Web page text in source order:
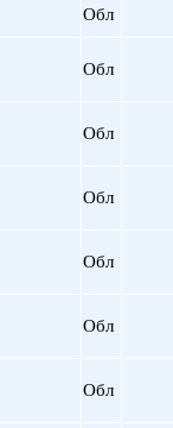
Обл
Обл
Обл
Обл
Обл
Обл
Обл